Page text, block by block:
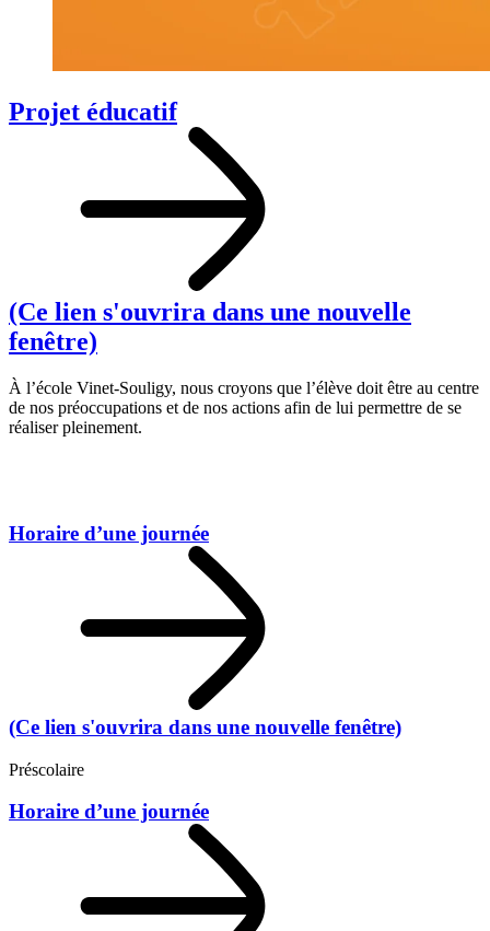
Projet éducatif
(Ce lien s'ouvrira dans une nouvelle
fenêtre)
À l’école Vinet-Souligy, nous croyons que l’élève doit être au centre
de nos préoccupations et de nos actions afin de lui permettre de se
réaliserpleinement.
Horaire d’une journée
(Ce lien s'ouvrira dans une nouvelle fenêtre)
Préscolaire
Horaire d’une journée